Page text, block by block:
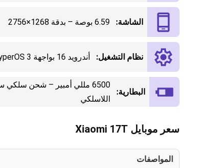
الشاشة: 6.59 بوصة – بدقة 1268×2756
نظام التشغيل: أندرويد 16 بواجهة HyperOS 3
البطارية:
اللاسلكي
سعر موبايل Xiaomi 17T
المواصفات